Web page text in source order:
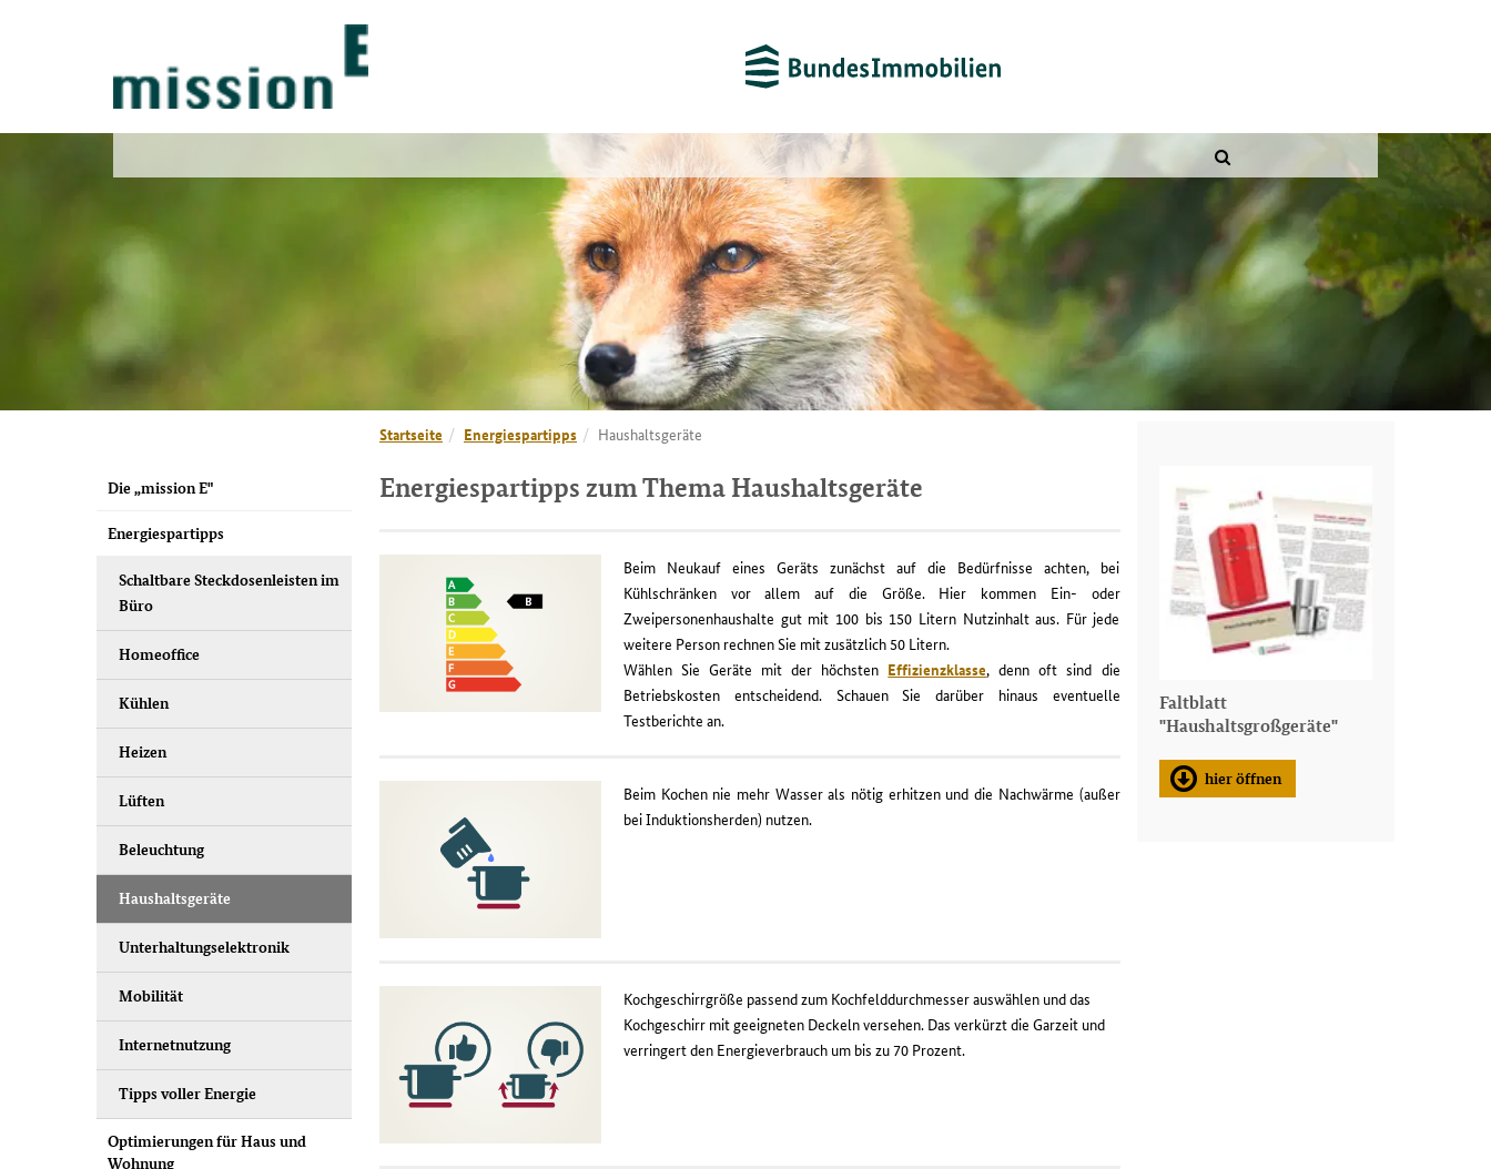
Die „mission E"
Energiespartipps
Schaltbare Steckdosenleisten im
Büro
Homeoffice
Kühlen
Heizen
Lüften
Beleuchtung
Haushaltsgeräte
Unterhaltungselektronik
Mobilität
Internetnutzung
Tipps voller Energie
Optimierungen für Haus und
Wohnung
Startseite Energiespartipps Haushaltsgeräte
Energiespartipps zum Thema Haushaltsgeräte
Beim Neukauf eines Geräts zunächst auf die Bedürfnisse achten, bei
Kühlschränken vor allem auf die Größe. Hier kommen Ein- oder
Zweipersonenhaushalte gut mit 100 bis 150 Litern Nutzinhalt aus. Für jede
weitere Person rechnen Sie mit zusätzlich 50 Litern.
Wählen Sie Geräte mit der höchsten Effizienzklasse, denn oft sind die
Betriebskosten entscheidend. Schauen Sie darüber hinaus eventuelle
Testberichte an.
Beim Kochen nie mehr Wasser als nötig erhitzen und die Nachwärme (außer
bei Induktionsherden) nutzen.
Kochgeschirrgröße passend zum Kochfelddurchmesser auswählen und das
Kochgeschirr mit geeigneten Deckeln versehen. Das verkürzt die Garzeit und
verringert den Energieverbrauch um bis zu 70 Prozent.
Faltblatt
"Haushaltsgroßgeräte"
hier öffnen